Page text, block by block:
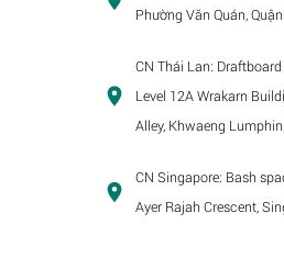
Phường Văn Quán,
CN Thái Lan:
Level 12A Wrakarn
Alley, Khwaeng
CN Singapore: Bash
Ayer Rajah Crescent,